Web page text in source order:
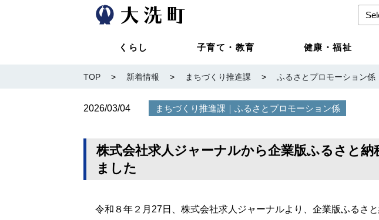
くらし 子育て・教育 健康・福祉
TOP > 新着情報 > まちづくり推進課 > ふるさとプロモーション係
2026/03/04 まちづくり推進課 ｜ ふるさとプロモーション係
株式会社求人ジャーナルから企業版ふるさと
ました
令和８年２月27日、株式会社求人ジャーナルより、企業版ふるさ